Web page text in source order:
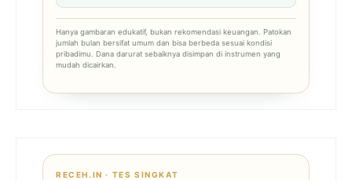
Hanya gambaran edukatif, bukan rekomendasi keuangan. Patokan
jumlah bulan bersifat umum dan bisa berbeda sesuai kondisi
pribadimu. Dana darurat sebaiknya disimpan di instrumen yang
mudah dicairkan.
RECEH.IN · TES SINGKAT